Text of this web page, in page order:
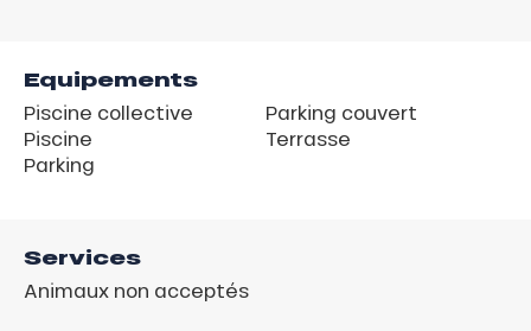
Equipements
Piscine collective
Piscine
Parking
Parking couvert
Terrasse
Services
Animaux non acceptés